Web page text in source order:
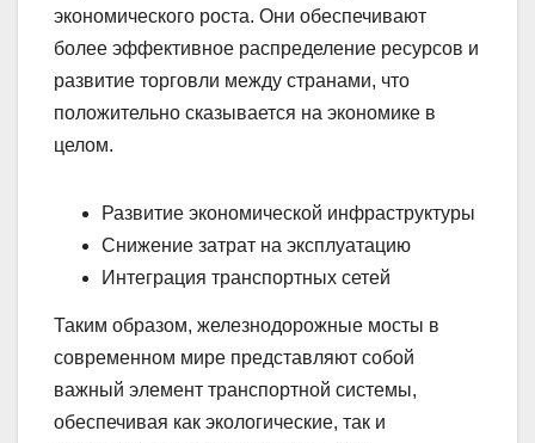
экономического роста. Они обеспечивают
более эффективное распределение ресурсов и
развитие торговли между странами, что
положительно сказывается на экономике в
целом.
Развитие экономической инфраструктуры
Снижение затрат на эксплуатацию
Интеграция транспортных сетей
Таким образом, железнодорожные мосты в
современном мире представляют собой
важный элемент транспортной системы,
обеспечивая как экологические, так и